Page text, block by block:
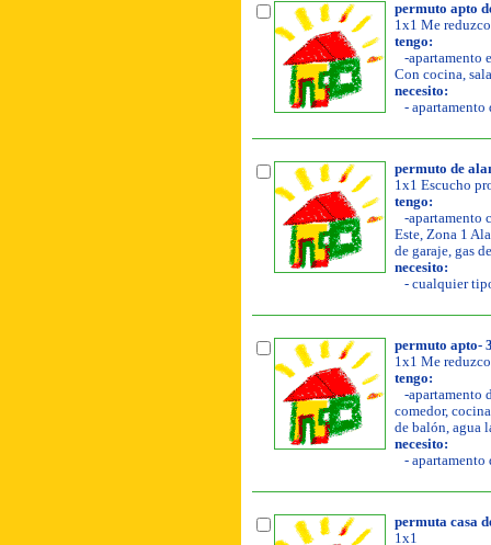
permuto apto
1x1 Me
tengo:
-apartamento
Con cocina,
necesito:
- apartamento
permuto de
1x1 Escucho
tengo:
-apartamento
Este, Zona 1
de garaje, gas
necesito:
- cualquier
permuto apto-
1x1 Me
tengo:
-apartamento
comedor,
de balón, agua
necesito:
- apartamento
permuta casa
1x1